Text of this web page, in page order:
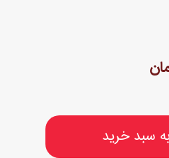
سبد خرید